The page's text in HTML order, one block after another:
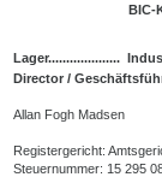
BIC-Kode :
Lager....................
Director /
Allan Fogh Madsen
Registergericht:
Steuernummer: 15 295